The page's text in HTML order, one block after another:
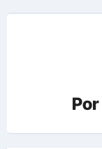
Por